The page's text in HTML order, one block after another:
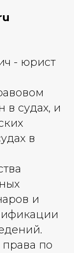
- юрист
судах, и
в
и
права по